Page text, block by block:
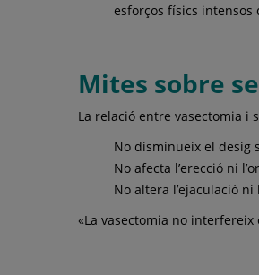
esforços físics
Mites sobre
La relació entre vasectomia i
No disminueix el desig
No afecta l’erecció ni
No altera l’ejaculació
«La vasectomia no